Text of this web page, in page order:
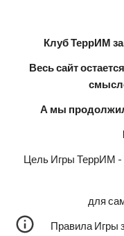
Клуб ТеррИМ
Весь сайт
А мы
Цель Игры ТеррИМ -
для
Правила Игры